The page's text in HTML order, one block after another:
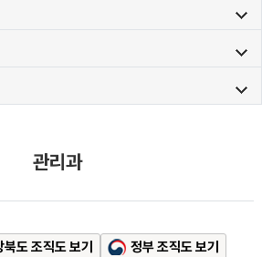
관리과
북도 조직도 보기 정부 조직도 보기